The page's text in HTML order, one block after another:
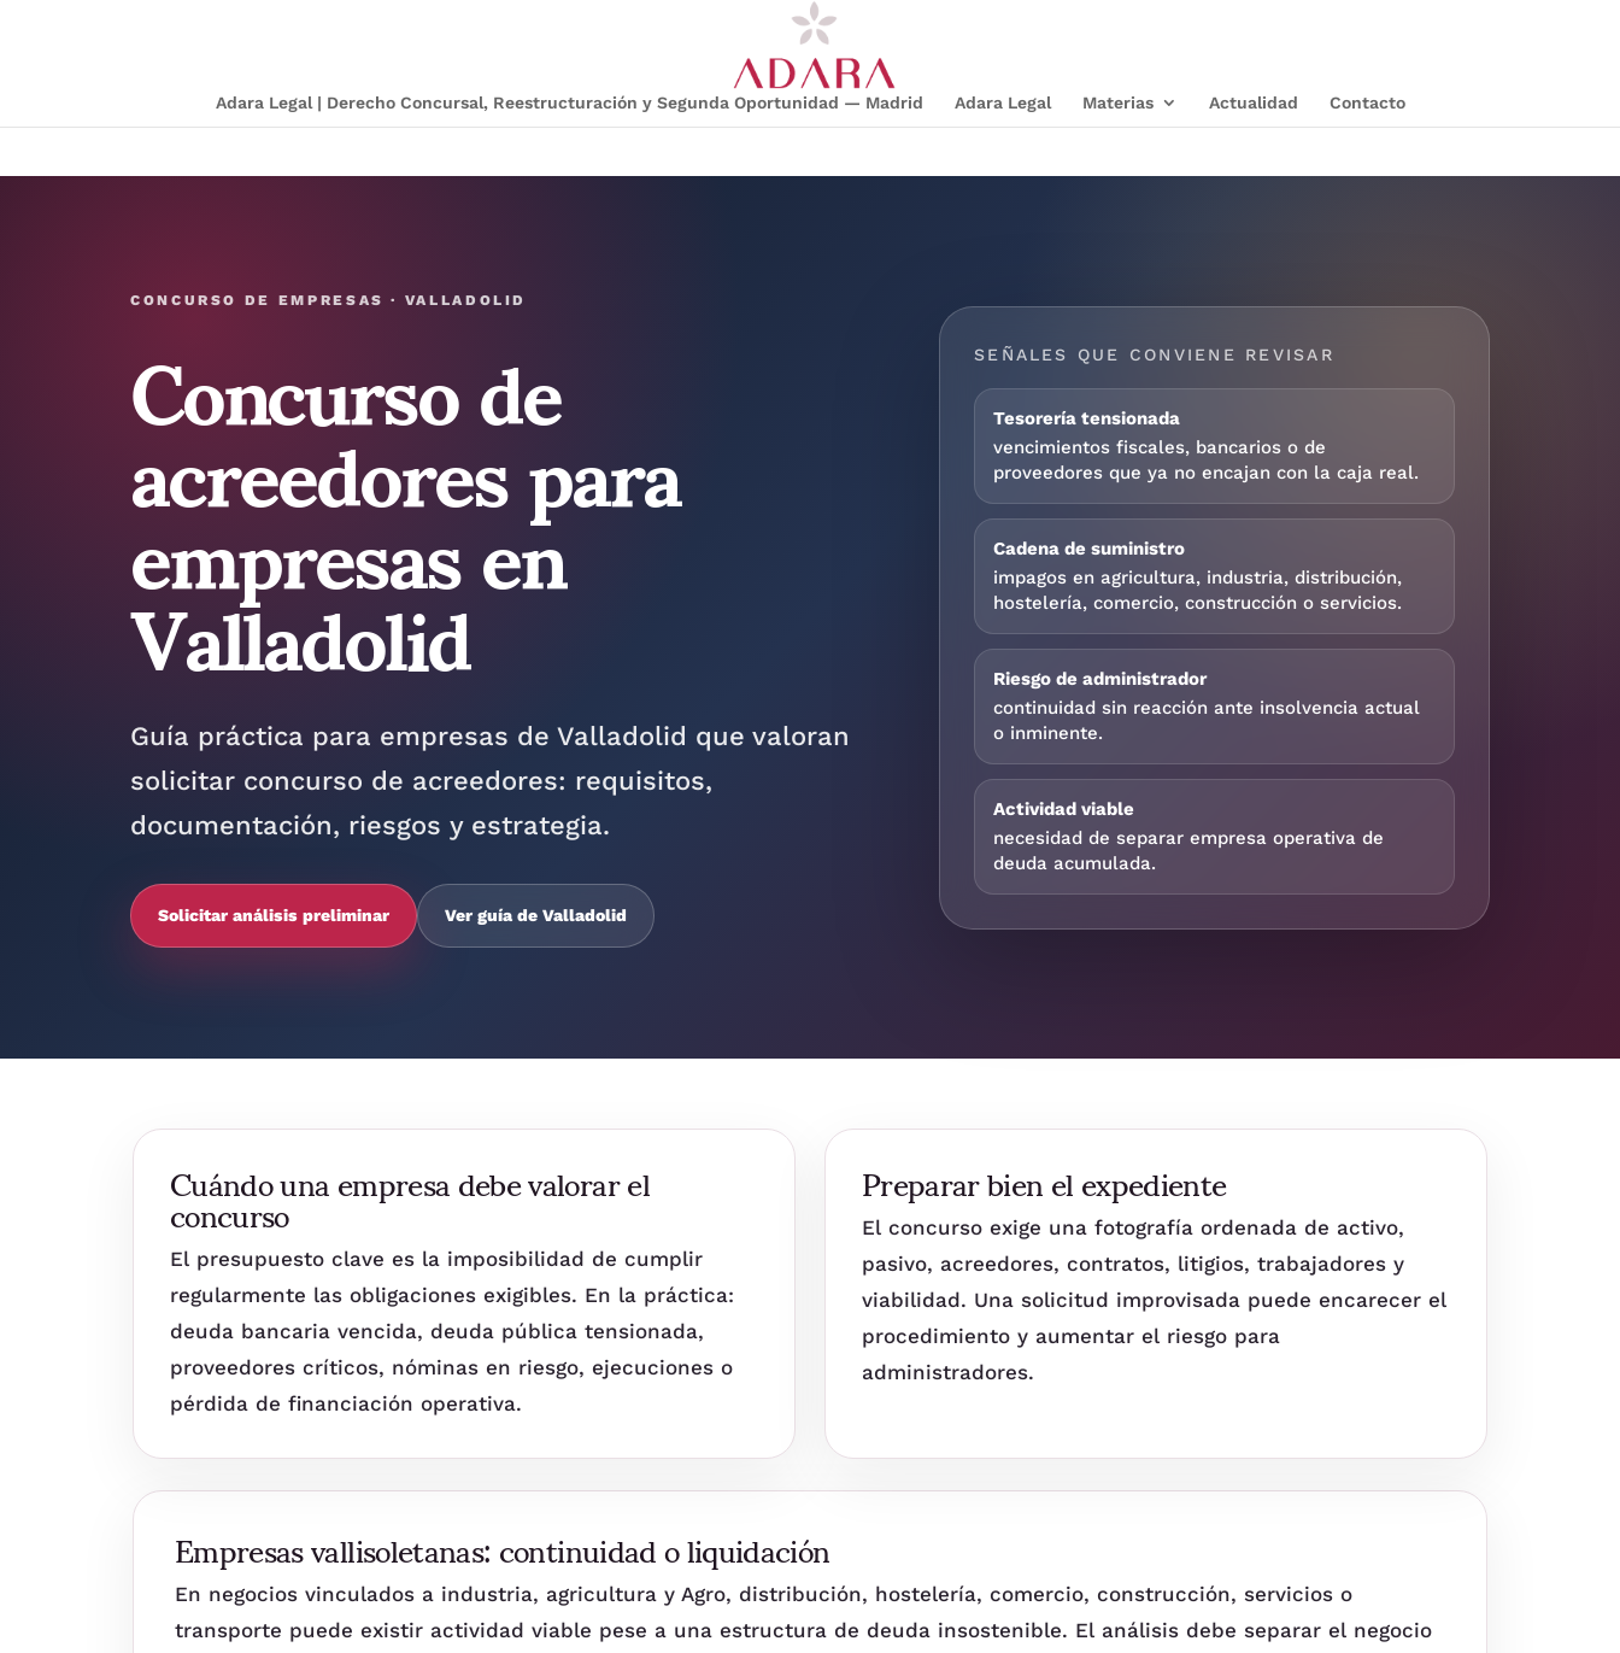
Adara Legal | Derecho Concursal, Reestructuración y Segunda Oportunidad — Madrid Adara Legal Materias Actualidad Contacto
CONCURSO DE EMPRESAS · VALLADOLID
Concurso de
acreedores para
empresas en
Valladolid
Guía práctica para empresas de Valladolid que valoran
solicitar concurso de acreedores: requisitos,
documentación, riesgos y estrategia.
Solicitar análisis preliminar Ver guía de Valladolid
SEÑALES QUE CONVIENE REVISAR
Tesorería tensionada
vencimientos fiscales, bancarios o de
proveedores que ya no encajan con la caja real.
Cadena de suministro
impagos en agricultura, industria, distribución,
hostelería, comercio, construcción o servicios.
Riesgo de administrador
continuidad sin reacción ante insolvencia actual
o inminente.
Actividad viable
necesidad de separar empresa operativa de
deuda acumulada.
Cuándo una empresa debe valorar el
concurso
El presupuesto clave es la imposibilidad de cumplir
regularmente las obligaciones exigibles. En la práctica:
deuda bancaria vencida, deuda pública tensionada,
proveedores críticos, nóminas en riesgo, ejecuciones o
pérdida de financiación operativa.
Preparar bien el expediente
El concurso exige una fotografía ordenada de activo,
pasivo, acreedores, contratos, litigios, trabajadores y
viabilidad. Una solicitud improvisada puede encarecer el
procedimiento y aumentar el riesgo para
administradores.
Empresas vallisoletanas: continuidad o liquidación
En negocios vinculados a industria, agricultura y Agro, distribución, hostelería, comercio, construcción, servicios o
transporte puede existir actividad viable pese a una estructura de deuda insostenible. El análisis debe separar el negocio